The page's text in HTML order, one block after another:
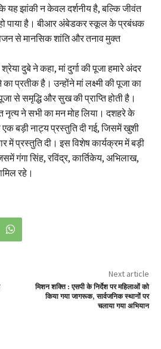
यह झांकी न केवल दर्शनीय है, बल्कि जीवंत
हो पाया है। बीआर अंबेडकर स्कूल के प्रबंधक
से मानसिक शांति और तनाव मुक्त
दुबे ने कहा, मां दुर्गा की पूजा हमारे अंदर
का प्रतीक है। उन्होंने मां लक्ष्मी की पूजा का
से समृद्धि और सुख की प्राप्ति होती है।
नृत्य ने सभी का मन मोह लिया। दशहरे के
एक बड़ी नाट्य प्रस्तुति दी गई, जिसमें खुशी
में प्रस्तुति दी। इस विशेष कार्यक्रम में बड़ी
गंगा सिंह, रविंद्र, कार्तिकेय, अभिलाख,
रहे।
Next article
मिशन शक्ति : एसपी के निर्देश पर महिलाओं को
किया गया जागरूक, सार्वजनिक स्थानों पर
चलाया गया अभियान